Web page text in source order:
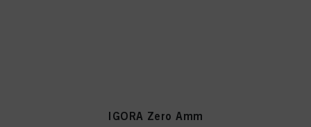
IGORA Zero Amm